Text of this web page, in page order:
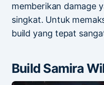
memberikan damage
singkat. Untuk
build yang tepat
Build Samira